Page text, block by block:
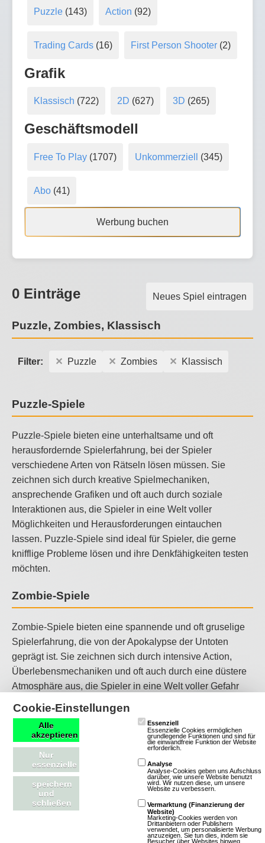
Puzzle(143) Action (92)
Trading Cards(16) First Person Shooter (2)
Grafik
Klassisch (722) 2D (627) 3D (265)
Geschäftsmodell
Free To Play(1707) Unkommerziell (345)
Abo(41)
Werbung buchen
Neues Spiel eintragen
0 Einträge
Puzzle, Zombies, Klassisch
Filter: Puzzle Zombies Klassisch
Puzzle-Spiele
Puzzle-Spiele bieten eine unterhaltsame und oft
herausfordernde Spielerfahrung, bei der Spieler
verschiedene Arten von Rätseln lösen müssen. Sie
zeichnen sich durch kreative Spielmechaniken,
ansprechende Grafiken und oft auch durch soziale
Interaktionen aus, die Spieler in eine Welt voller
Möglichkeiten und Herausforderungen eintauchen
lassen. Puzzle-Spiele sind ideal für Spieler, die gerne
knifflige Probleme lösen und ihre Denkfähigkeiten testen
möchten.
Zombie-Spiele
Zombie-Spiele bieten eine spannende und oft gruselige
Spielerfahrung, die von der Apokalypse der Untoten
geprägt ist. Sie zeichnen sich durch intensive Action,
Überlebensmechaniken und oft auch durch eine düstere
Atmosphäre aus, die Spieler in eine Welt voller Gefahr
ideal für Spieler, die den Nervenkitzel und die
Herausforderung einer Welt voller Zombies genießen
möchten.
Klassische Spiele
Klassische Spiele bieten eine zeitlose Spielerfahrung,
die oft von einfachen Grafiken, unkomplizierten
Spielmechaniken und einer nostalgischen Atmosphäre
Cookie-Einstellungen
Alle
akzeptieren
Nur
essenzielle
speichern
und
schließen
Essenziell
Essenzielle Cookies ermöglichen
grundlegende Funktionen und sind für
die einwandfreie Funktion der Website
erforderlich.
Analyse
Analyse-Cookies geben uns Aufschluss
darüber, wie unsere Website benutzt
wird. Wir nutzen diese, um unsere
Website zu verbessern.
Vermarktung (Finanzierung der
Website)
Marketing-Cookies werden von
Drittanbietern oder Publishern
verwendet, um personalisierte Werbung
anzuzeigen. Sie tun dies, indem sie
Besucher über Websites hinweg